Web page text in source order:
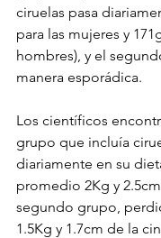
ciruelas pasa
para las mujeres y
hombres), y el
manera esporádica.
Los científicos
grupo que incluía
diariamente en su
promedio 2Kg y
segundo grupo,
1.5Kg y 1.7cm de la